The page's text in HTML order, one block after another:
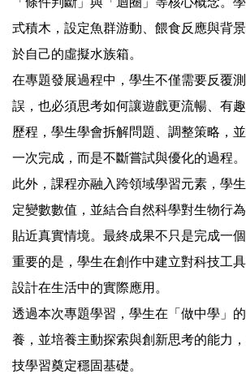
式積木，設定魚群游動、餵食反應與背
於自己的虛擬水族箱。
在專題發展過程中，學生不僅需要反覆
誤，也必須思考如何讓遊戲更流暢、有
歷程，學生學會拆解問題、調整策略，
一次完成，而是不斷嘗試與優化的過程。
此外，課程亦融入跨領域學習元素，學
定變數數值，並結合自然科學對生物行
貼近真實情境。最終成果不只是完成一
重要的是，學生在創作中建立對科技工
設計在生活中的實際應用。
透過本次專題學習，學生在「做中學」
養，並培養主動探索與創新思考的能力
技學習奠定穩固基礎。